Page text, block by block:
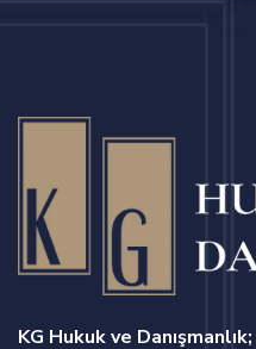
KG Hukuk ve Danışmanlık;